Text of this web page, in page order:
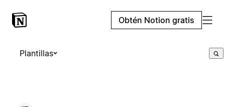
Obtén Notion gratis
Plantillas